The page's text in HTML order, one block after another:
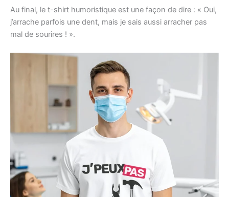
Au final, le t-shirt humoristique est une façon de dire : « Oui,
j’arrache parfois une dent, mais je sais aussi arracher pas
mal de sourires ! ».